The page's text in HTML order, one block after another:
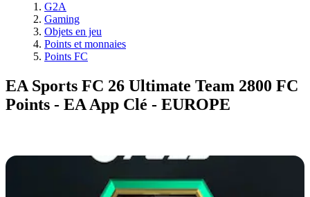
G2A
Gaming
Objets en jeu
Points et monnaies
Points FC
EA Sports FC 26 Ultimate Team 2800 FC
Points - EA App Clé - EUROPE